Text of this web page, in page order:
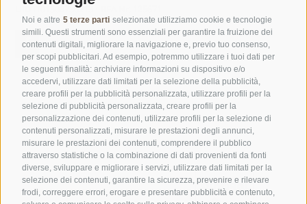
Noi e altre 5 terze parti selezionate utilizziamo cookie e tecnologie
simili. Questi strumenti sono essenziali per garantire la fruizione dei
contenuti digitali, migliorare la navigazione e, previo tuo consenso,
per scopi pubblicitari. Ad esempio, potremmo utilizzare i tuoi dati per
le seguenti finalità: archiviare informazioni su dispositivo e/o
accedervi, utilizzare dati limitati per la selezione della pubblicità,
creare profili per la pubblicità personalizzata, utilizzare profili per la
selezione di pubblicità personalizzata, creare profili per la
personalizzazione dei contenuti, utilizzare profili per la selezione di
contenuti personalizzati, misurare le prestazioni degli annunci,
misurare le prestazioni dei contenuti, comprendere il pubblico
attraverso statistiche o la combinazione di dati provenienti da fonti
diverse, sviluppare e migliorare i servizi, utilizzare dati limitati per la
selezione dei contenuti, garantire la sicurezza, prevenire e rilevare
frodi, correggere errori, erogare e presentare pubblicità e contenuto,
UID IT01508730213 ·